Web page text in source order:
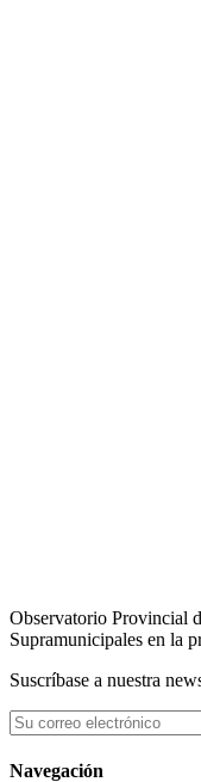
Observatorio Provincial
Supramunicipales en la
Suscríbase a nuestra
Navegación